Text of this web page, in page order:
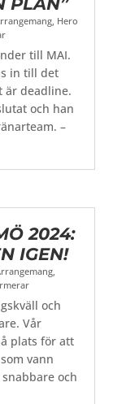
, Hero
till MAI.
in till det
är deadline.
och han
–
2024:
IGEN!
,
och
Vår
plats för att
vann
och